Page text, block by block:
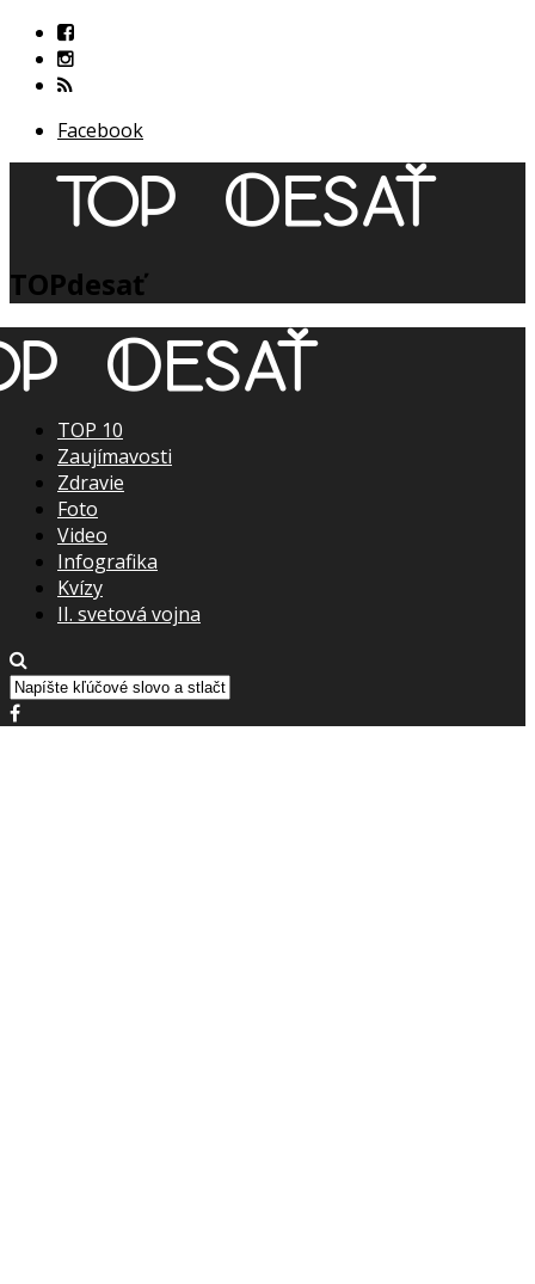
Facebook
TOPdesať
TOP 10
Zaujímavosti
Zdravie
Foto
Video
Infografika
Kvízy
II. svetová vojna